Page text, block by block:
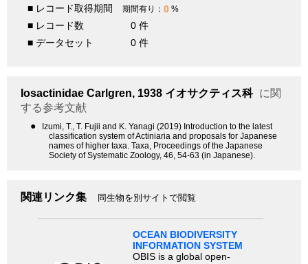
■ レコード取得期間 期間有り： 0 %
■ レコード数
0 件
■ データセット
0 件
Iosactinidae Carlgren, 1938 イオサクティス科 に関
する参考文献
●
Izumi, T., T. Fujii and K. Yanagi (2019) Introduction to the latest
classification system of Actiniaria and proposals for Japanese
names of higher taxa. Taxa, Proceedings of the Japanese
Society of Systematic Zoology, 46, 54-63 (in Japanese).
関連リンク集 同生物を別サイトで閲覧
OCEAN BIODIVERSITY
INFORMATION SYSTEM
OBIS is a global open-